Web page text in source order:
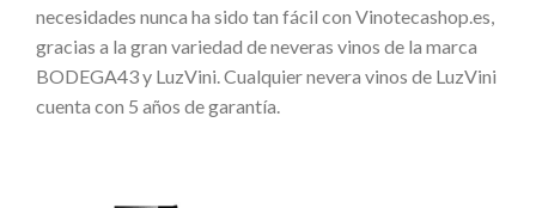
necesidades nunca ha sido tan fácil con Vinotecashop.es,
gracias a la gran variedad de neveras vinos de la marca
BODEGA43 y LuzVini. Cualquier nevera vinos de LuzVini
cuenta con 5 años de garantía.